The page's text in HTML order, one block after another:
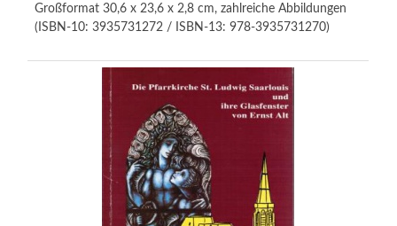
Großformat 30,6 x 23,6 x 2,8 cm, zahlreiche Abbildungen
(ISBN-10: 3935731272 / ISBN-13: 978-3935731270)